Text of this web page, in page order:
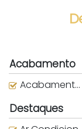
Acabamento
Acabamento em Gesso
Destaques